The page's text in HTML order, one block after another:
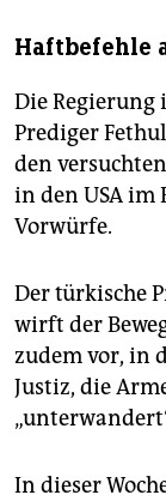
Haftbefehle
Die
Prediger
den
in den USA im
Vorwürfe.
Der türkische
wirft der
zudem vor, in
Justiz, die
In dieser